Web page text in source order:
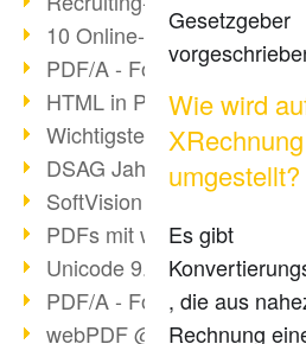
10 Online-Bewerbung-Tipps
PDF/A - Format der Zukunft
HTML in PDF konvertieren
Wichtigste Datei-/
DSAG Jahreskongress in
SoftVision auf der DSAG
PDFs mit webPDF
Unicode 9.0 Release in
PDF/A - Format der
webPDF @ tools 2016
Gesetzgeber
Wie wird
XRechnung
umgestellt?
Es gibt
, die aus
Rechnung